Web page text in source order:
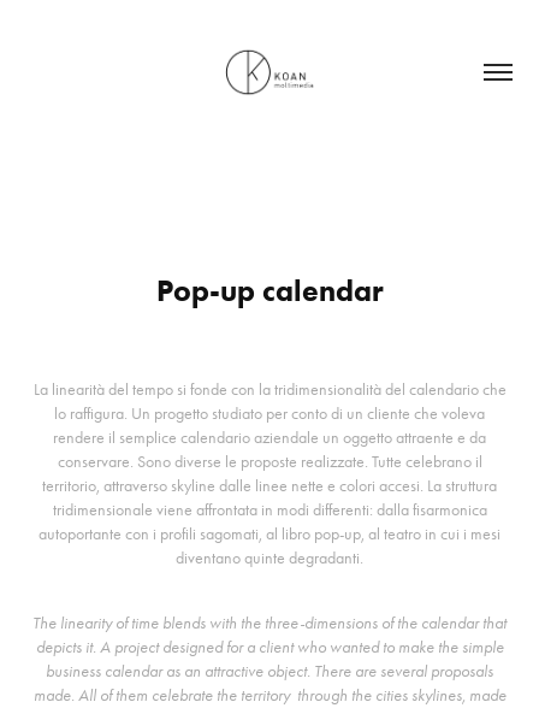
Pop-up calendar
La linearità del tempo si fonde con la tridimensionalità del calendario che
lo raffigura. Un progetto studiato per conto di un cliente che voleva
rendere il semplice calendario aziendale un oggetto attraente e da
conservare. Sono diverse le proposte realizzate. Tutte celebrano il
territorio, attraverso skyline dalle linee nette e colori accesi. La struttura
tridimensionale viene affrontata in modi differenti: dalla fisarmonica
autoportante con i profili sagomati, al libro pop-up, al teatro in cui i mesi
diventano quinte degradanti.
The linearity of time blends with the three-dimensions of the calendar that
depicts it. A project designed for a client who wanted to make the simple
business calendar as an attractive object. There are several proposals
made. All of them celebrate the territory through the cities skylines, made